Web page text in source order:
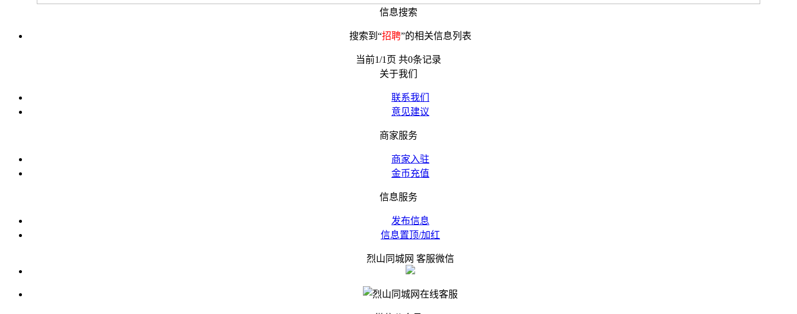
信息搜索
搜索到“招聘”的相关信息列表
当前1/1页 共0条记录
关于我们
联系我们
意见建议
商家服务
商家入驻
金币充值
信息服务
发布信息
信息置顶/加红
烈山同城网 客服微信